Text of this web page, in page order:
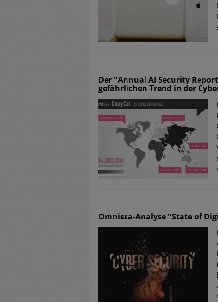
Der "Annual AI Security
gefährlichen Trend in der
Omnissa-Analyse "State of